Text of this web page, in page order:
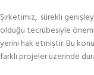
Şirketimiz, sürekli
olduğu tecrübesiyle
yerini hak etmiştir. Bu
farklı projeler üzerinde